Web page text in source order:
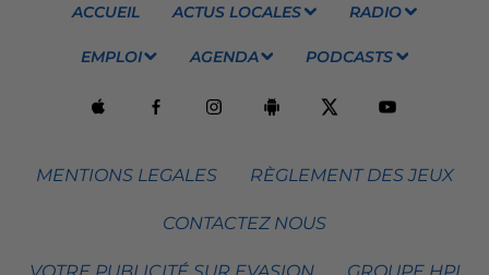
ACCUEIL ACTUS LOCALES RADIO
EMPLOI AGENDA PODCASTS
MENTIONS LEGALES RÈGLEMENT DES JEUX
CONTACTEZ NOUS
VOTRE PUBLICITÉ SUR EVASION GROUPE HPI